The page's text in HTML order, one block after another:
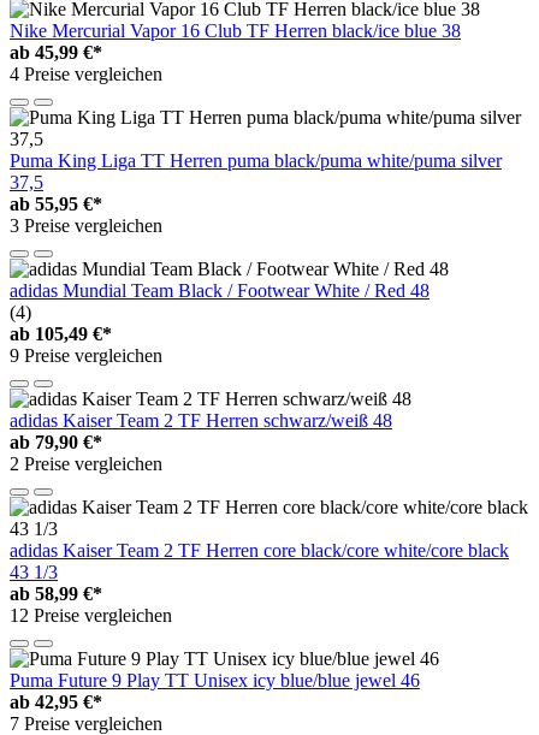
Nike Mercurial Vapor 16 Club TF Herren black/ice blue 38
ab 45,99 €*
4 Preise vergleichen
Puma King Liga TT Herren puma black/puma white/puma silver
37,5
ab 55,95 €*
3 Preise vergleichen
adidas Mundial Team Black / Footwear White / Red 48
(4)
ab 105,49 €*
9 Preise vergleichen
adidas Kaiser Team 2 TF Herren schwarz/weiß 48
ab 79,90 €*
2 Preise vergleichen
adidas Kaiser Team 2 TF Herren core black/core white/core black
43 1/3
ab 58,99 €*
12 Preise vergleichen
Puma Future 9 Play TT Unisex icy blue/blue jewel 46
ab 42,95 €*
7 Preise vergleichen